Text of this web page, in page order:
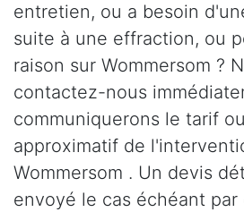
entretien, ou a besoin
suite à une effraction, ou
raison sur Wommersom ?
contactez-nous
communiquerons le tarif
approximatif de
Wommersom . Un devis
envoyé le cas échéant par